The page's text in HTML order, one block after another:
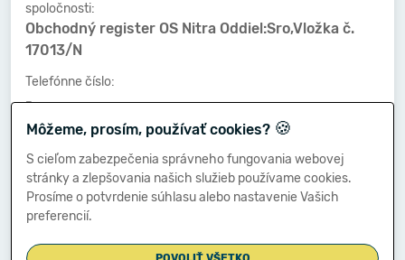
spoločnosti:
Obchodný register OS Nitra Oddiel:Sro,Vložka č.
17013/N
Telefónne číslo:
-
Faxové číslo:
-
E-mailová adresa:
-
Môžeme, prosím, používať cookies? 🍪
S cieľom zabezpečenia správneho fungovania webovej
stránky a zlepšovania našich služieb používame cookies.
Prosíme o potvrdenie súhlasu alebo nastavenie Vašich
preferencií.